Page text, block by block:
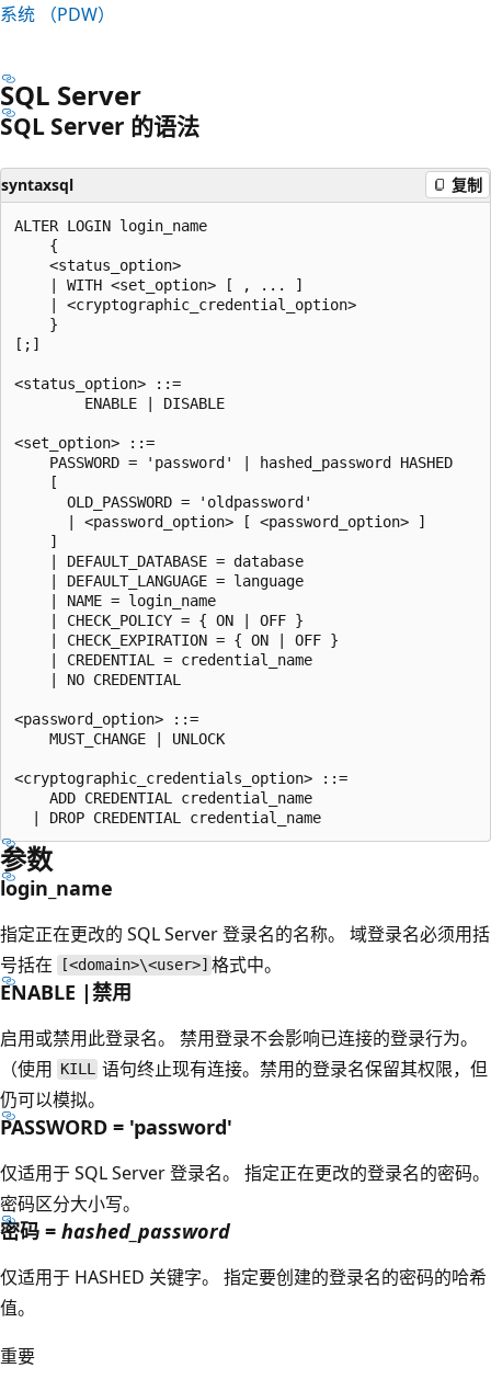
系统 （PDW）
SQL Server
SQL Server 的语法
syntaxsql 复制
ALTER LOGIN login_name
    {
    <status_option>
    | WITH <set_option> [ , ... ]
    | <cryptographic_credential_option>
    }
[;]
<status_option> ::=
        ENABLE | DISABLE
<set_option> ::=
    PASSWORD = 'password' | hashed_password HASHED
    [
      OLD_PASSWORD = 'oldpassword'
      | <password_option> [ <password_option> ]
    ]
    | DEFAULT_DATABASE = database
    | DEFAULT_LANGUAGE = language
    | NAME = login_name
    | CHECK_POLICY = { ON | OFF }
    | CHECK_EXPIRATION = { ON | OFF }
    | CREDENTIAL = credential_name
    | NO CREDENTIAL
<password_option> ::=
    MUST_CHANGE | UNLOCK
<cryptographic_credentials_option> ::=
    ADD CREDENTIAL credential_name
参数
login_name
指定正在更改的 SQL Server 登录名的名称。 域登录名必须用括
号括在
[<domain>\<user>] 格式中。
ENABLE |禁用
启用或禁用此登录名。 禁用登录不会影响已连接的登录行为。
（使用 KILL 语句终止现有连接。禁用的登录名保留其权限，但
仍可以模拟。
PASSWORD = 'password'
仅适用于 SQL Server 登录名。 指定正在更改的登录名的密码。
密码区分大小写。
密码 = hashed_password
仅适用于 HASHED 关键字。 指定要创建的登录名的密码的哈希
值。
重要